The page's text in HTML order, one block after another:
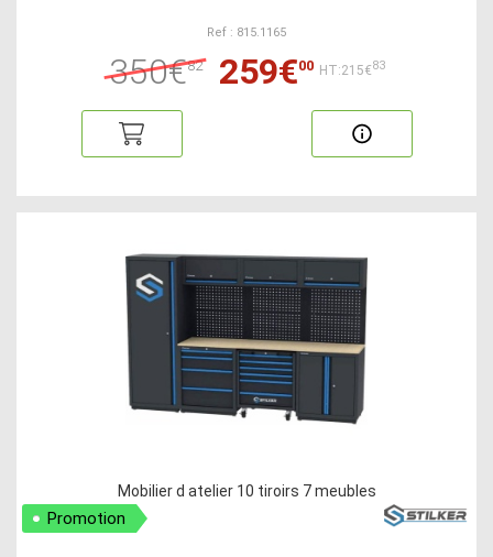
Ref : 815.1165
350€82 259€00 HT:215€83
Mobilier d atelier 10 tiroirs 7 meubles
Promotion